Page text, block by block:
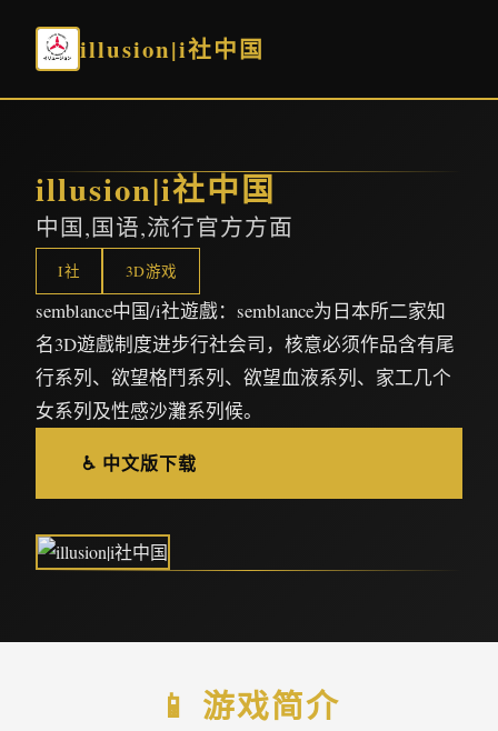
illusion|i社中国
illusion|i社中国
中国,国语,流行官方方面
I社 3D游戏
semblance中国/i社遊戲：semblance为日本所二家知
名3D遊戲制度进步行社会司，核意必须作品含有尾
行系列、欲望格鬥系列、欲望血液系列、家工几个
女系列及性感沙灘系列候。
♿ 中文版下载
📱 游戏简介